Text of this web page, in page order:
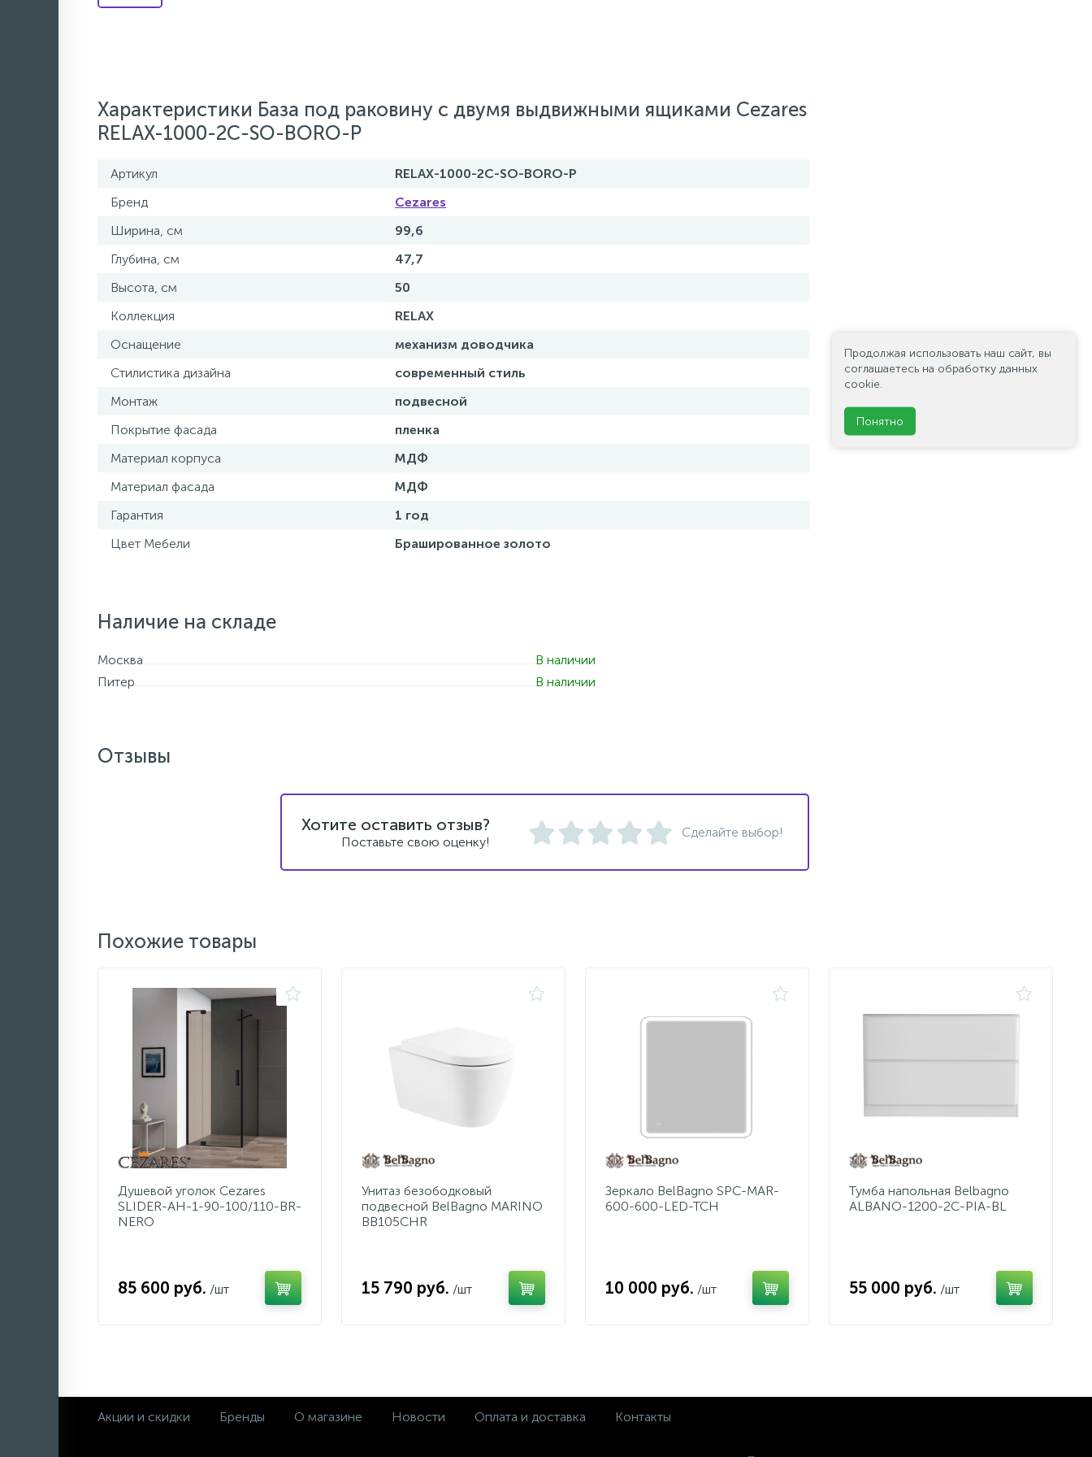
Характеристики База под раковину с двумя выдвижными ящиками Cezares
RELAX-1000-2C-SO-BORO-P
Артикул
RELAX-1000-2C-SO-BORO-P
Бренд
Cezares
Ширина, см
99,6
Глубина, см
47,7
Высота, см
50
Коллекция
RELAX
Оснащение
механизм доводчика
Стилистика дизайна
современный стиль
Монтаж
подвесной
Покрытие фасада
пленка
Материал корпуса
МДФ
Материал фасада
МДФ
Гарантия
1 год
Цвет Мебели
Брашированное золото
Наличие на складе
Москва
В наличии
Питер
В наличии
Отзывы
Хотите оставить отзыв?
Поставьте свою оценку!
Сделайте выбор!
Похожие товары
Душевой уголок Cezares
SLIDER-AH-1-90-100/110-BR-
NERO
85 600 руб. /шт
Унитаз безободковый
подвесной BelBagno MARINO
BB105CHR
15 790 руб. /шт
Зеркало BelBagno SPC-MAR-
600-600-LED-TCH
10 000 руб. /шт
Тумба напольная Belbagno
ALBANO-1200-2C-PIA-BL
55 000 руб. /шт
Акции и скидки Бренды О магазине Новости Оплата и доставка Контакты
Продолжая использовать наш сайт, вы
соглашаетесь на обработку данных
cookie.
Понятно